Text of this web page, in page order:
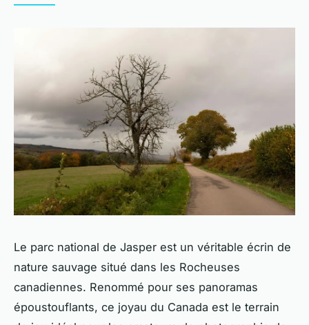
Le parc national de Jasper est un véritable écrin de
nature sauvage situé dans les Rocheuses
canadiennes. Renommé pour ses panoramas
époustouflants, ce joyau du Canada est le terrain